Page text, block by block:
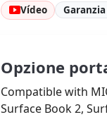
Multimedia:
Peso:
Vídeo
Opzione
Compatible with
Surface Book 2,